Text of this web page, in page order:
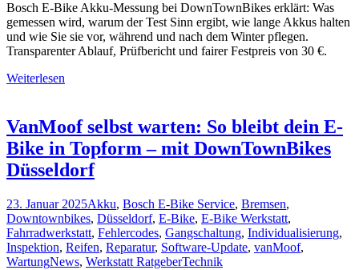
Bosch E-Bike Akku-Messung bei DownTownBikes erklärt: Was
gemessen wird, warum der Test Sinn ergibt, wie lange Akkus halten
und wie Sie sie vor, während und nach dem Winter pflegen.
Transparenter Ablauf, Prüfbericht und fairer Festpreis von 30 €.
Weiterlesen
VanMoof selbst warten: So bleibt dein E-
Bike in Topform – mit DownTownBikes
Düsseldorf
23. Januar 2025Akku, Bosch E-Bike Service, Bremsen,
Downtownbikes, Düsseldorf, E-Bike, E-Bike Werkstatt,
Fahrradwerkstatt, Fehlercodes, Gangschaltung, Individualisierung,
Inspektion, Reifen, Reparatur, Software-Update, vanMoof,
WartungNews, Werkstatt RatgeberTechnik